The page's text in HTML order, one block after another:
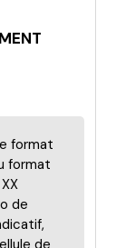
format
format
de
de